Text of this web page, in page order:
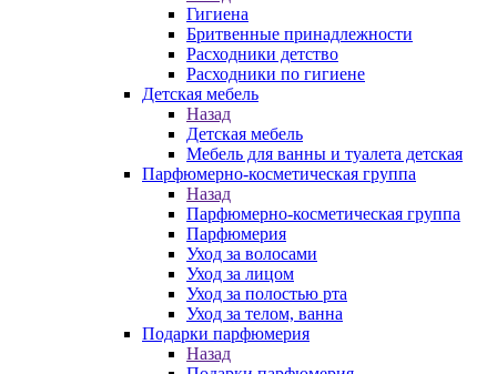
Гигиена
Бритвенные принадлежности
Расходники детство
Расходники по гигиене
Детская мебель
Назад
Детская мебель
Мебель для ванны и туалета детская
Парфюмерно-косметическая группа
Назад
Парфюмерно-косметическая группа
Парфюмерия
Уход за волосами
Уход за лицом
Уход за полостью рта
Уход за телом, ванна
Подарки парфюмерия
Назад